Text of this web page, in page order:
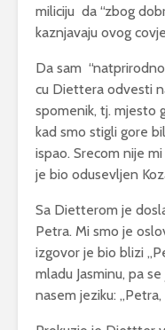
miliciju da “zbog
kaznjavaju ovog
Da sam
cu Diettera odvesti
spomenik, tj. mjesto
kad smo stigli gore
ispao. Srecom nije
je bio odusevljen
Sa Dietterom je
Petra. Mi smo je
izgovor je bio blizi
mladu Jasminu, pa
nasem jeziku: